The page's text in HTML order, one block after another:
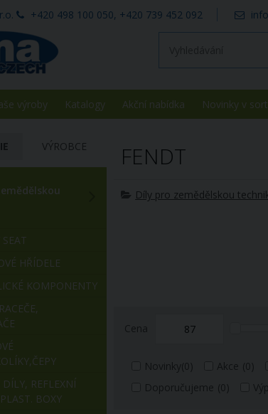
+420 498 100 050, +420 739 452 092
výroby Katalogy Akční nabídka Novinky v
FENDT
Díly pro zemědělskou
Cena
Novinky(0) Akce (0)
Doporučujeme (0)
VÝROBCE
SEAT
HŘÍDELE
KOMPONENTY
BOXY